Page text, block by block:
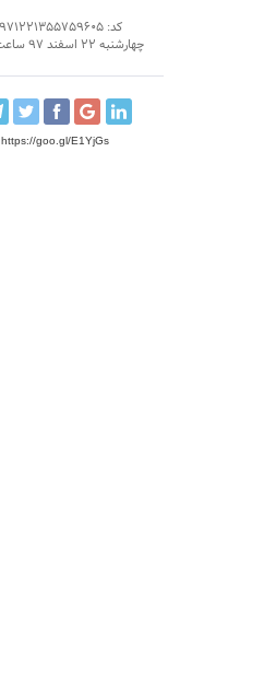
کد: 13971221355759605
چهارشنبه 22 اسفند 97 ساعت 11:02
https://goo.gl/E1YjGs